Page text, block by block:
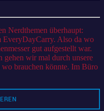
to
have
EveryDayCarry. Also da wo
gut aufgestellt war.
wir mal durch unsere
brauchen könnte. Im Büro